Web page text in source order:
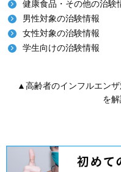
健康食品・その他の治験
男性対象の治験情報
女性対象の治験情報
学生向けの治験情報
▲高齢者のインフルエン
を